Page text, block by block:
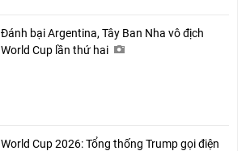
Đánh bại Argentina, Tây Ban Nha vô địch
World Cup lần thứ hai
World Cup 2026: Tổng thống Trump gọi điện